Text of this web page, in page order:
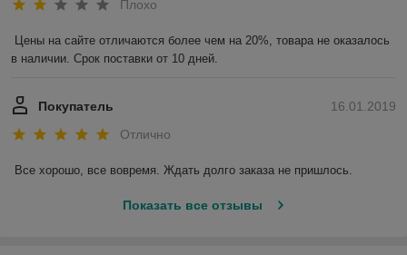
Плохо
Цены на сайте отличаются более чем на 20%, товара не оказалось
в наличии. Срок поставки от 10 дней.
16.01.2019
Покупатель
Отлично
Все хорошо, все вовремя. Ждать долго заказа не пришлось.
Показать все отзывы